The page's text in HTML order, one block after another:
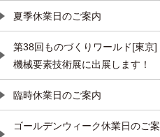
夏季休業日のご案内
第38回ものづくりワールド[東京]
機械要素技術展に出展します！
臨時休業日のご案内
ゴールデンウィーク休業日のご案